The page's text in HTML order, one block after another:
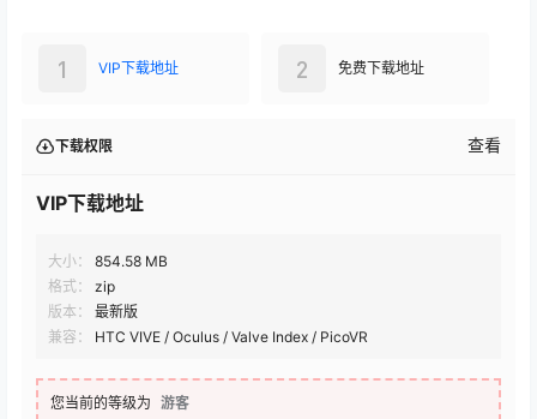
VIP下载地址
1 免费下载地址
2
下载权限 查看
VIP下载地址
大小：
854.58 MB
格式：
zip
版本：
最新版
兼容：
HTC VIVE / Oculus / Valve Index / PicoVR
您当前的等级为 游客